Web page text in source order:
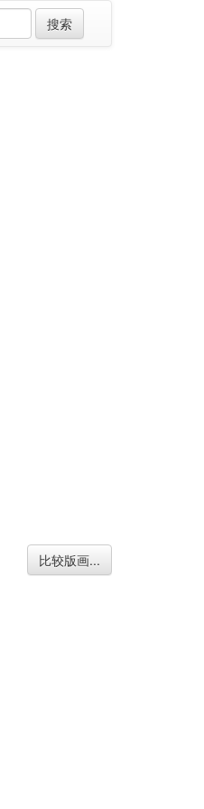
比较版画...